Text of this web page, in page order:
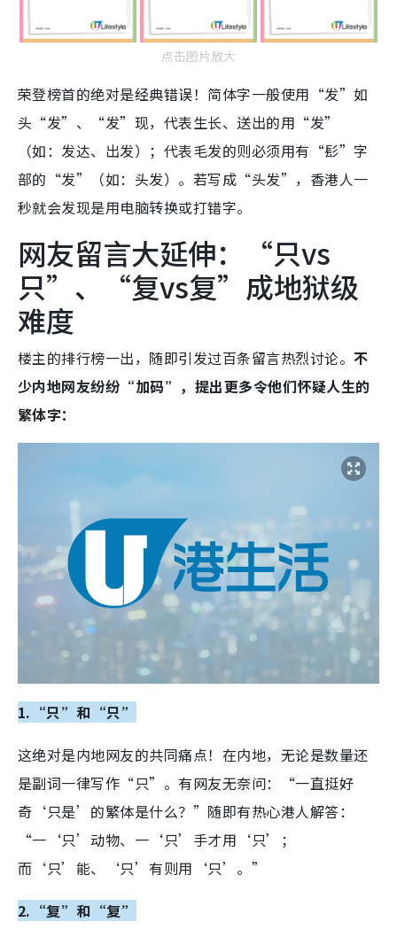
点击图片放大
荣登榜首的绝对是经典错误！简体字一般使用“发”如
头“发”、“发”现，代表生长、送出的用“发”
（如：发达、出发）；代表毛发的则必须用有“髟”字
部的“发”（如：头发）。若写成“头发”，香港人一
秒就会发现是用电脑转换或打错字。
网友留言大延伸：“只vs
只”、“复vs复”成地狱级
难度
楼主的排行榜一出，随即引发过百条留言热烈讨论。不
少内地网友纷纷“加码”，提出更多令他们怀疑人生的
繁体字：
1.“只”和“只”
这绝对是内地网友的共同痛点！在内地，无论是数量还
是副词一律写作“只”。有网友无奈问：“一直挺好
奇‘只是’的繁体是什么？”随即有热心港人解答：
“一‘只’动物、一‘只’手才用‘只’；
而‘只’能、‘只’有则用‘只’。”
2.“复”和“复”